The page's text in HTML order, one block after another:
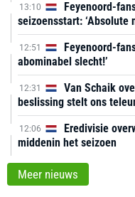
13:10
Feyenoord-
seizoensstart: ‘Absolute
12:51
Feyenoord-
abominabel slecht!’
12:31
Van Schaik
beslissing stelt ons
12:06
Eredivisie
middenin het seizoen
Meer nieuws